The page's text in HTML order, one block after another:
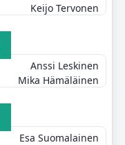
Keijo Tervonen
Anssi Leskinen
Mika Hämäläinen
Esa Suomalainen